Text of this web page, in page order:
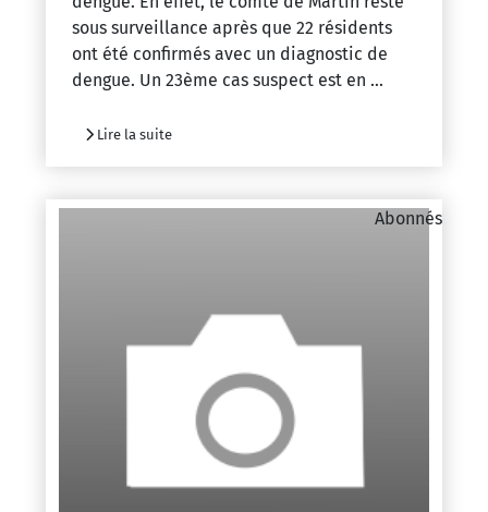
sous surveillance après que 22 résidents
ont été confirmés avec un diagnostic de
dengue. Un 23ème cas suspect est en ...
Lire la suite
Abonnés